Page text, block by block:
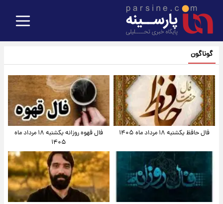
گوناگون
فال حافظ یکشنبه ۱۸ مرداد ماه ۱۴۰۵
فال قهوه روزانه یکشنبه ۱۸ مرداد ماه
۱۴۰۵